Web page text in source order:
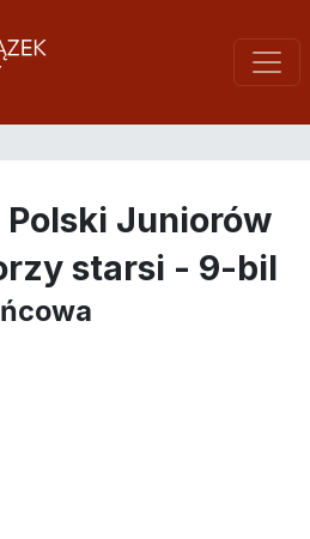
Juniorów
starsi - 9-bil